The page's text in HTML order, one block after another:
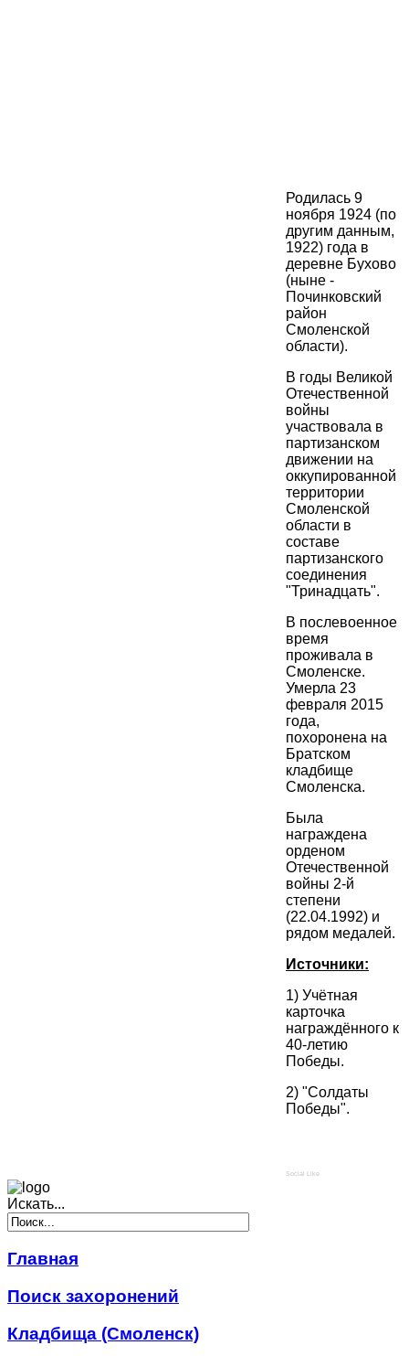
Родилась 9
ноября 1924 (по
другим данным,
1922) года в
деревне Бухово
(ныне -
Починковский
район
Смоленской
области).
В годы Великой
Отечественной
войны
участвовала в
партизанском
движении на
оккупированной
территории
Смоленской
области в
составе
партизанского
соединения
"Тринадцать".
В послевоенное
время
проживала в
Смоленске.
Умерла 23
февраля 2015
года,
похоронена на
Братском
кладбище
Смоленска.
Была
награждена
орденом
Отечественной
войны 2-й
степени
(22.04.1992) и
рядом медалей.
Источники:
1) Учётная
карточка
награждённого к
40-летию
Победы.
2) "Солдаты
Победы".
Social Like
Искать...
Главная
Поиск захоронений
Кладбища (Смоленск)